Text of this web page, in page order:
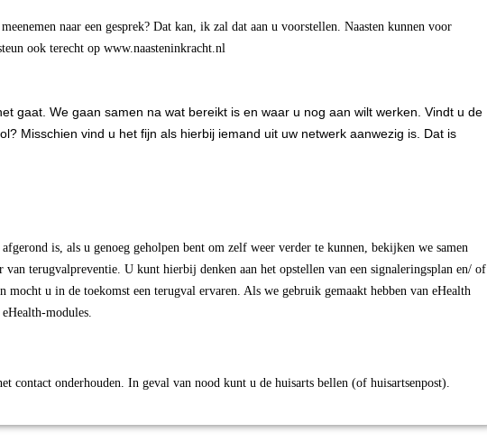
naar een gesprek? Dat kan, ik zal dat aan u voorstellen. Naasten kunnen voor
ook terecht op www.naasteninkracht.nl
gaat. We gaan samen na wat bereikt is en waar u nog aan wilt werken. Vindt u de
Misschien vind u het fijn als hierbij iemand uit uw netwerk aanwezig is. Dat is
is, als u genoeg geholpen bent om zelf weer verder te kunnen, bekijken we samen
van terugvalpreventie. U kunt hierbij denken aan het opstellen van een signaleringsplan en/ of
mocht u in de toekomst een terugval ervaren. Als we gebruik gemaakt hebben van eHealth
modules.
contact onderhouden. In geval van nood kunt u de huisarts bellen (of huisartsenpost).